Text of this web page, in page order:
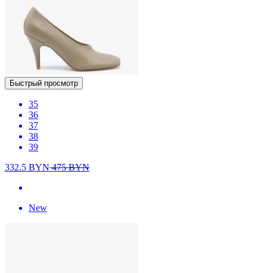
Быстрый просмотр
35
36
37
38
39
332.5 BYN475BYN
New